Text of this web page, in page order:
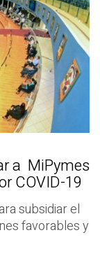
a MiPymes
COVID-19
subsidiar el
favorables y